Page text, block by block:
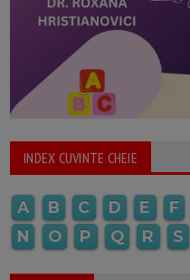
INDEX CUVINTE CHEIE
A B C D E F
N
O P Q R S